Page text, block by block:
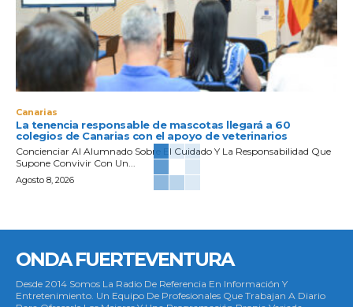
Canarias
La tenencia responsable de mascotas llegará a 60
colegios de Canarias con el apoyo de veterinarios
Concienciar Al Alumnado Sobre El Cuidado Y La Responsabilidad Que
Supone Convivir Con Un...
Agosto 8, 2026
ONDA FUERTEVENTURA
Desde 2014 Somos La Radio De Referencia En Información Y
Entretenimiento. Un Equipo De Profesionales Que Trabajan A Diario